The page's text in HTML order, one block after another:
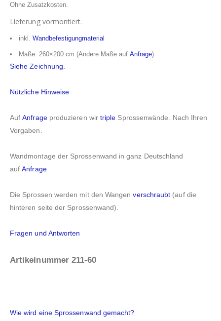
Ohne Zusatzkosten.
Lieferung vormontiert.
inkl. Wandbefestigungmaterial
Maße: 260×200 cm (Andere Maße auf Anfrage)
Siehe Zeichnung.
Nützliche Hinweise
AufAnfrageproduzieren wir triple Sprossenwände. Nach Ihren
Vorgaben.
Wandmontage der Sprossenwand in ganz Deutschland
aufAnfrage
Die Sprossen werden mit den Wangenverschraubt (auf die
hinteren seite der Sprossenwand).
Fragen und Antworten
Artikelnummer 211-60
Wie wird eine Sprossenwand gemacht?